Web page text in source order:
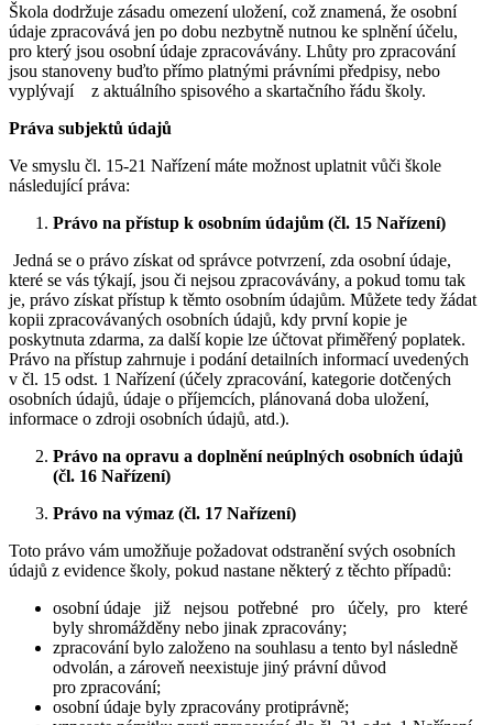
Škola dodržuje zásadu omezení uložení, což znamená, že osobní
údaje zpracovává jen po dobu nezbytně nutnou ke splnění účelu,
pro který jsou osobní údaje zpracovávány. Lhůty pro zpracování
jsou stanoveny buďto přímo platnými právními předpisy, nebo
vyplývají z aktuálního spisového a skartačního řádu školy.
Práva subjektů údajů
Ve smyslu čl. 15-21 Nařízení máte možnost uplatnit vůči škole
následující práva:
Právo na přístup k osobním údajům (čl. 15 Nařízení)
Jedná se o právo získat od správce potvrzení, zda osobní údaje,
které se vás týkají, jsou či nejsou zpracovávány, a pokud tomu tak
je, právo získat přístup k těmto osobním údajům. Můžete tedy žádat
kopii zpracovávaných osobních údajů, kdy první kopie je
poskytnuta zdarma, za další kopie lze účtovat přiměřený poplatek.
Právo na přístup zahrnuje i podání detailních informací uvedených
v čl. 15 odst. 1 Nařízení (účely zpracování, kategorie dotčených
osobních údajů, údaje o příjemcích, plánovaná doba uložení,
informace o zdroji osobních údajů, atd.).
Právo na opravu a doplnění neúplných osobních údajů
(čl. 16 Nařízení)
Právo na výmaz (čl. 17 Nařízení)
Toto právo vám umožňuje požadovat odstranění svých osobních
údajů z evidence školy, pokud nastane některý z těchto případů:
osobní údaje již nejsou potřebné pro účely, pro které
byly shromážděny nebo jinak zpracovány;
zpracování bylo založeno na souhlasu a tento byl následně
odvolán, a zároveň neexistuje jiný právní důvod
pro zpracování;
osobní údaje byly zpracovány protiprávně;